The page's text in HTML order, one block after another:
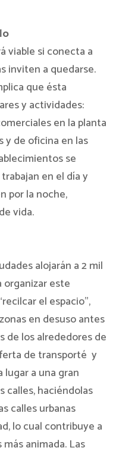
viable si conecta a
inviten a quedarse.
que ésta
y actividades:
en la planta
y de oficina en las
se
en el día y
por la noche,
vida.
alojarán a 2 mil
organizar este
el espacio”,
en desuso antes
de los alrededores de
de transporté y
lugar a una gran
calles, haciéndolas
calles urbanas
lo cual contribuye a
animada. Las